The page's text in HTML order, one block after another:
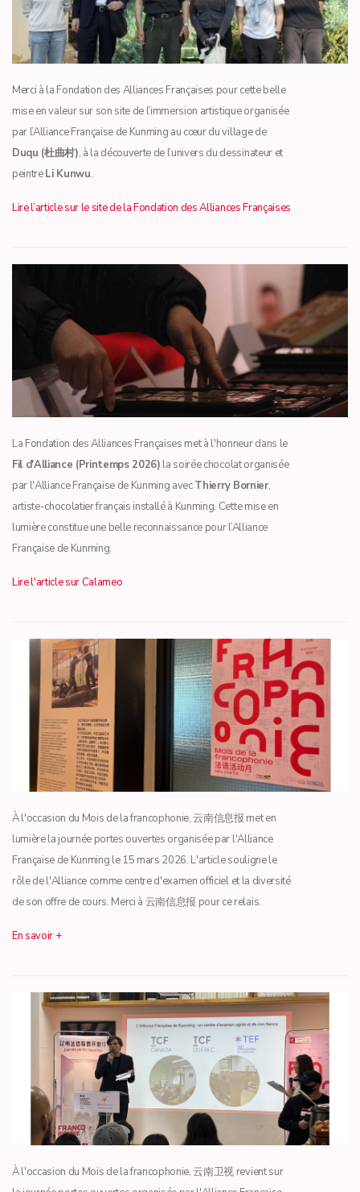
Merci à la Fondation des Alliances Françaises pour cette belle
mise en valeur sur son site de l’immersion artistique organisée
par l’Alliance Française de Kunming au cœur du village de
Duqu (杜曲村), à la découverte de l’univers du dessinateur et
peintreLi Kunwu.
Lire l’article sur le site de la Fondation des Alliances Françaises
La Fondation des Alliances Françaises met à l'honneur dans le
Fil d'Alliance (Printemps 2026) la soirée chocolat organisée
par l'Alliance Française de Kunming avecThierry Bornier,
artiste-chocolatier français installé à Kunming. Cette mise en
lumière constitue une belle reconnaissance pour l’Alliance
Française de Kunming.
Lire l'article sur Calameo
À l'occasion du Mois de la francophonie, 云南信息报 met en
lumière la journée portes ouvertes organisée par l'Alliance
Française de Kunming le 15 mars 2026. L'article souligne le
rôle de l'Alliance comme centre d'examen officiel et la diversité
de son offre de cours. Merci à 云南信息报 pour ce relais.
En savoir +
À l'occasion du Mois de la francophonie, 云南卫视 revient sur